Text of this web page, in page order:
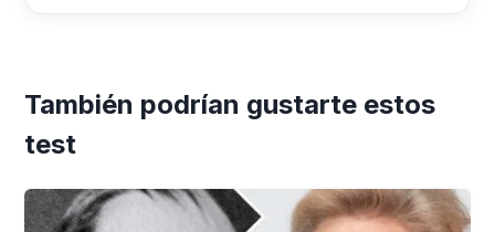
También podrían gustarte estos
test